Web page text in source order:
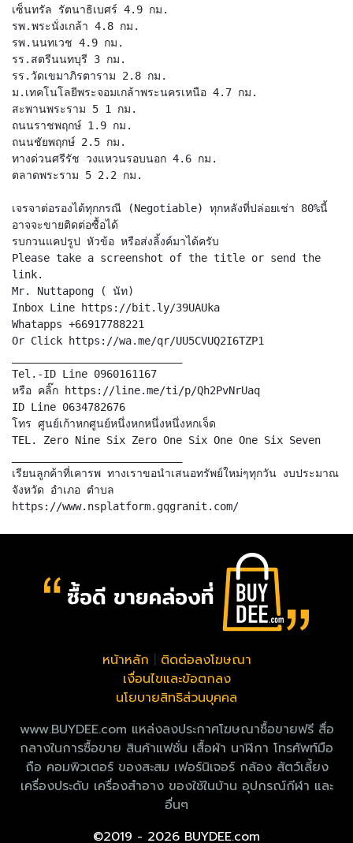
เซ็นทรัล รัตนาธิเบศร์ 4.9 กม.
รพ.พระนั่งเกล้า 4.8 กม.
รพ.นนทเวช 4.9 กม.
รร.สตรีนนทบุรี 3 กม.
รร.วัดเขมาภิรตาราม 2.8 กม.
ม.เทคโนโลยีพระจอมเกล้าพระนครเหนือ 4.7 กม.
สะพานพระราม 5 1 กม.
ถนนราชพฤกษ์ 1.9 กม.
ถนนชัยพฤกษ์ 2.5 กม.
ทางด่วนศรีรัช วงแหวนรอบนอก 4.6 กม.
ตลาดพระราม 5 2.2 กม.
เจรจาต่อรองได้ทุกกรณี (Negotiable) ทุกหลังที่ปล่อยเช่า 80%นี้
อาจจะขายติดต่อซื้อได้
รบกวนแคปรูป หัวข้อ หรือส่งลิ้งค์มาได้ครับ
Please take a screenshot of the title or send the
link.
Mr. Nuttapong ( นัท)
Inbox Line https://bit.ly/39UAUka
Whatapps +66917788221
Or Click https://wa.me/qr/UU5CVUQ2I6TZP1
Tel.-ID Line 0960161167
หรือ คลิ๊ก https://line.me/ti/p/Qh2PvNrUaq
ID Line 0634782676
โทร ศูนย์เก้าหกศูนย์หนึ่งหกหนึ่งหนึ่งหกเจ็ด
TEL. Zero Nine Six Zero One Six One One Six Seven
เรียนลูกค้าที่เคารพ ทางเราขอนำเสนอทรัพย์ใหม่ๆทุกวัน งบประมาณ
จังหวัด อำเภอ ตำบล
หน้าหลัก
ติดต่อลงโฆษณา
เงื่อนไขและข้อตกลง
นโยบายสิทธิส่วนบุคคล
www.BUYDEE.com แหล่งลงประกาศโฆษณาซื้อขายฟรี สื่อ
กลางในการซื้อขาย สินค้าแฟชั่น เสื้อผ้า นาฬิกา โทรศัพท์มือ
ถือ คอมพิวเตอร์ ของสะสม เฟอร์นิเจอร์ กล้อง สัตว์เลี้ยง
เครื่องประดับ เครื่องสำอาง ของใช้ในบ้าน อุปกรณ์กีฬา และ
อื่นๆ
©2019 - 2026 BUYDEE.com